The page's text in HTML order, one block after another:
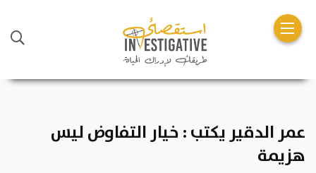
عمر الدقير يكتب : خيار التفاوض ليس
هزيمة